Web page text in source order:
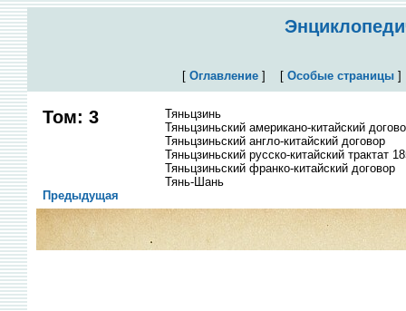
[ Оглавление] [ Особые страницы
Том: 3
Тяньцзинь
Тяньцзиньский американо-китайский
Тяньцзиньский англо-китайский договор
Тяньцзиньский русско-китайский трактат
Тяньцзиньский франко-китайский договор
Тянь-Шань
Предыдущая